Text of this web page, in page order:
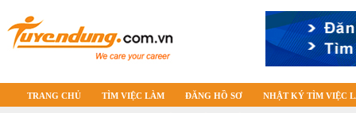
TRANG CHỦ TÌM VIỆC LÀM ĐĂNG HỒ SƠ NHẬT KÝ TÌM VIỆC